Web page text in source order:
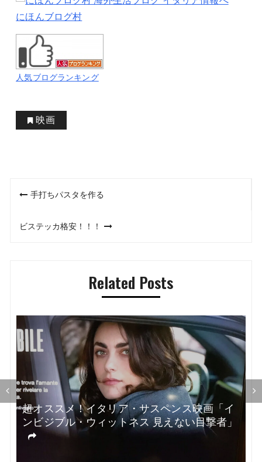
にほんブログ村
人気ブログランキング
映画
投
ナ
ー
シ
ョ
ン
手打ちパスタを作る
ビステッカ格安！！！
Related Posts
超オススメ！イタリア・サスペンス映画「イ
ンビジブル・ウィットネス 見えない目撃者」